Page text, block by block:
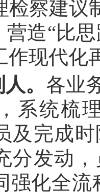
检察建议
营造“比
作现代化
。 各业
系统梳
及完成
分发动
强化全